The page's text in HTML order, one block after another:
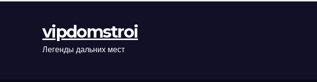
оформления
рыночные
ориентиры
vipdomstroi
Легенды дальних мест